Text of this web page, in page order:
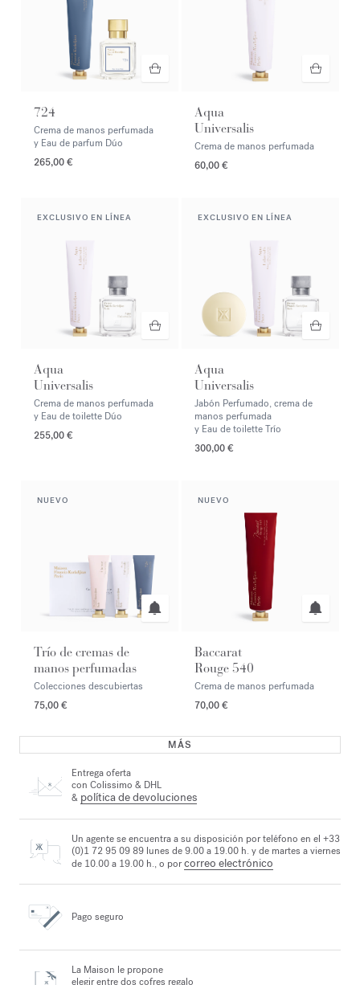
724
Crema de manos perfumada
y Eau de parfum Dúo
265,00 €
Aqua
Universalis
Crema de manos perfumada
60,00 €
EXCLUSIVO EN LÍNEA
Aqua
Universalis
Crema de manos perfumada
y Eau de toilette Dúo
255,00 €
EXCLUSIVO EN LÍNEA
Aqua
Universalis
Jabón Perfumado, crema de
manos perfumada
y Eau de toilette Trío
300,00 €
NUEVO
Trío de cremas de
manos perfumadas
Colecciones descubiertas
75,00 €
NUEVO
Baccarat
Rouge 540
Crema de manos perfumada
70,00 €
MÁS
Entrega oferta
con Colissimo & DHL
& política de devoluciones
Un agente se encuentra a su disposición por teléfono en el +33
(0)1 72 95 09 89 lunes de 9.00 a 19.00 h. y de martes a viernes
de 10.00 a 19.00 h., o porcorreo electrónico
Pago seguro
La Maison le propone
elegir entre dos cofres regalo